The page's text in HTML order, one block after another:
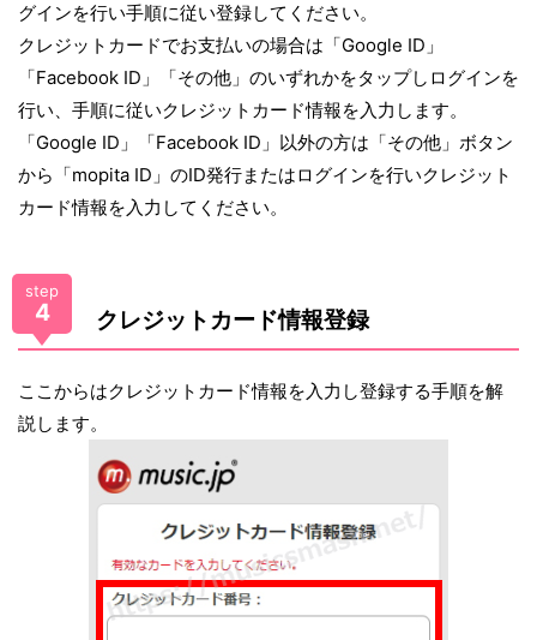
グインを行い手順に従い登録してください。
クレジットカードでお支払いの場合は「Google ID」
「Facebook ID」「その他」のいずれかをタップしログインを
行い、手順に従いクレジットカード情報を入力します。
「Google ID」「Facebook ID」以外の方は「その他」ボタン
から「mopita ID」のID発行またはログインを行いクレジット
カード情報を入力してください。
step
4 クレジットカード情報登録
ここからはクレジットカード情報を入力し登録する手順を解
説します。